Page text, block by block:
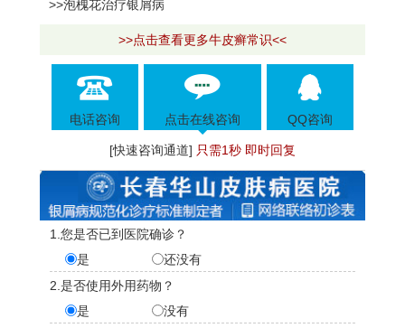
>>泡槐花治疗银屑病
>>点击查看更多牛皮癣常识<<
电话咨询 点击在线咨询 QQ咨询
[快速咨询通道] 只需1秒 即时回复
1.您是否已到医院确诊？
是
还没有
2.是否使用外用药物？
是
没有